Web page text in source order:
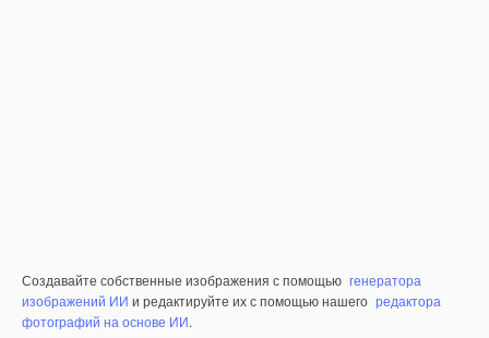
Создавайте собственные изображения с помощью генератора
изображений ИИ и редактируйте их с помощью нашего редактора
фотографий на основе ИИ.